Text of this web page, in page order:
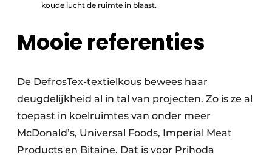
koude lucht de ruimte in blaast.
Mooie referenties
De DefrosTex-textielkous bewees haar
deugdelijk­heid al in tal van projecten. Zo is ze al
toepast in koelruimtes van onder meer
McDonald’s, Universal Foods, Imperial Meat
Products en Bitaine. Dat is voor Prihoda